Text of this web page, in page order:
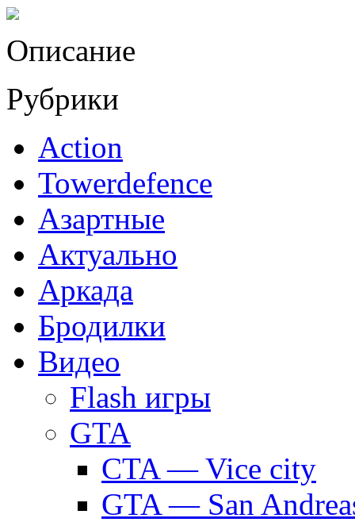
Описание
Рубрики
Action
Towerdefence
Азартные
Актуально
Аркада
Бродилки
Видео
Flash игры
GTA
CTA — Vice city
GTA — San